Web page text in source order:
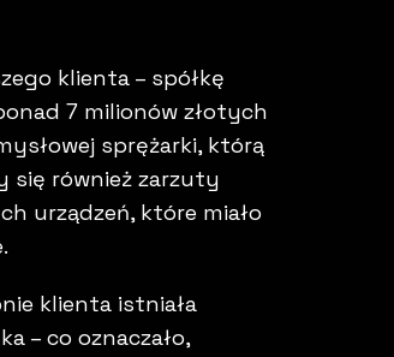
klienta – spółkę
7 milionów złotych
sprężarki, którą
się również zarzuty
urządzeń, które miało
klienta istniała
– co oznaczało,